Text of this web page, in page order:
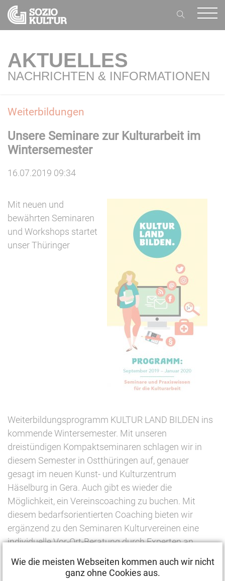
AKTUELLES
NACHRICHTEN & INFORMATIONEN
Weiterbildungen
Unsere Seminare zur Kulturarbeit im
Wintersemester
16.07.2019 09:34
Mit neuen und
bewährten Seminaren
und Workshops startet
unser Thüringer
Weiterbildungsprogramm KULTUR LAND BILDEN ins
kommende Wintersemester. Mit unseren
dreistündigen Kompaktseminaren schlagen wir in
diesem Semester in Ostthüringen auf, genauer
gesagt im neuen Kunst- und Kulturzentrum
Häselburg in Gera. Auch gibt es wieder die
Möglichkeit, ein Vereinscoaching zu buchen. Mit
diesem bedarfsorientierten Coaching bieten wir
ergänzend zu den Seminaren Kulturvereinen eine
individuelle Vor-Ort-Beratung durch Experten an.
Seminarübersicht:
Wie die meisten Webseiten kommen auch wir nicht
ganz ohne Cookies aus.